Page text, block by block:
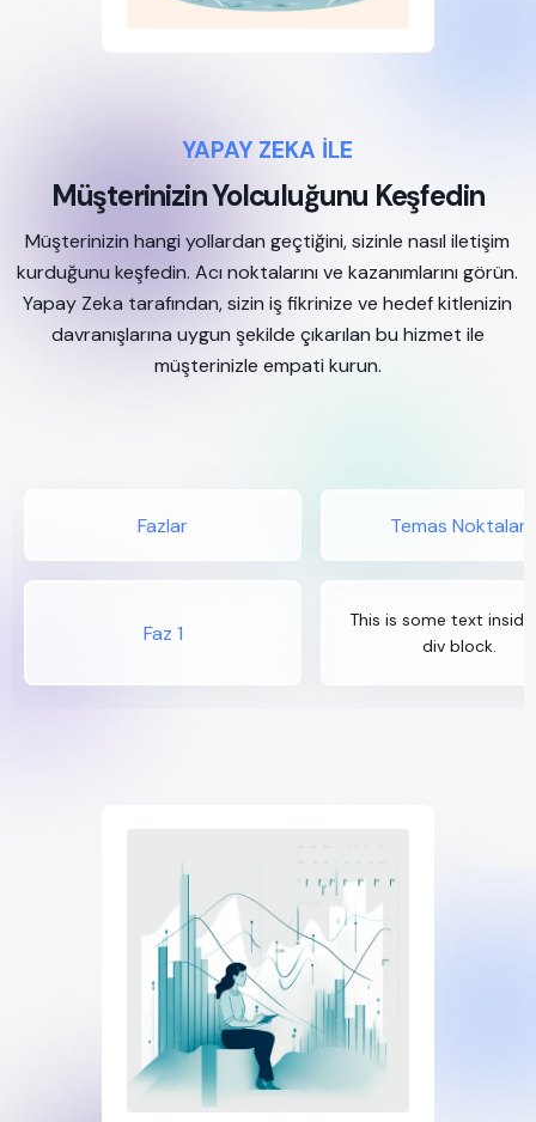
YAPAY ZEKA İLE
Müşterinizin Yolculuğunu Keşfedin
Müşterinizin hangi yollardan geçtiğini, sizinle nasıl iletişim
kurduğunu keşfedin. Acı noktalarını ve kazanımlarını görün.
Yapay Zeka tarafından, sizin iş fikrinize ve hedef kitlenizin
davranışlarına uygun şekilde çıkarılan bu hizmet ile
müşterinizle empati kurun.
Fazlar Temas Noktaları
Faz 1
This is some text
div block.